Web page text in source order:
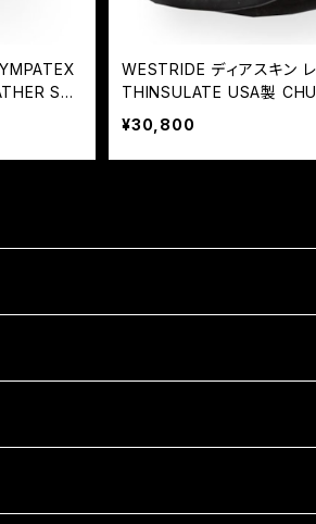
STA
WESTRIDE ディアスキン
THINSULATE USA製
NDARD GLOVE
¥30,800